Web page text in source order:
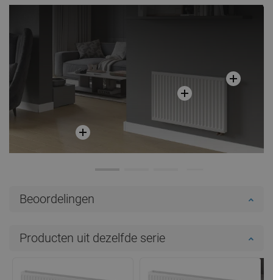
Beoordelingen
Producten uit dezelfde serie